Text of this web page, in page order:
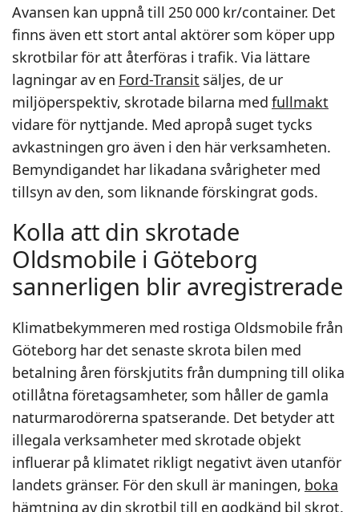
Avansen kan uppnå till 250 000 kr/container. Det
finns även ett stort antal aktörer som köper upp
skrotbilar för att återföras i trafik. Via lättare
lagningar av en Ford-Transit säljes, de ur
miljöperspektiv, skrotade bilarna med fullmakt
vidare för nyttjande. Med apropå suget tycks
avkastningen gro även i den här verksamheten.
Bemyndigandet har likadana svårigheter med
tillsyn av den, som liknande förskingrat gods.
Kolla att din skrotade
Oldsmobile i Göteborg
sannerligen blir avregistrerade
Klimatbekymmeren med rostiga Oldsmobile från
Göteborg har det senaste skrota bilen med
betalning åren förskjutits från dumpning till olika
otillåtna företagsamheter, som håller de gamla
naturmarodörerna spatserande. Det betyder att
illegala verksamheter med skrotade objekt
influerar på klimatet rikligt negativt även utanför
landets gränser. För den skull är maningen, boka
hämtning av din skrotbil till en godkänd bil skrot.